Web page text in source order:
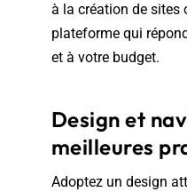
à la création de sites
plateforme qui
et à votre budget.
Design et
meilleures
Adoptez un design